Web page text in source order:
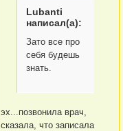
Lubanti
написал(а):
Зато все про
себя будешь
знать.
эх...позвонила врач,
сказала, что записала